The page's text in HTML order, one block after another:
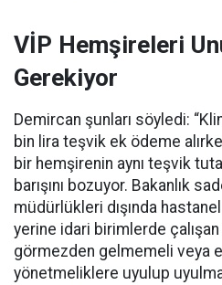
VİP Hemşireleri
Gerekiyor
Demircan şunları söyledi:
bin lira teşvik ek ödeme
bir hemşirenin aynı teşvik
barışını bozuyor. Bakanlık
müdürlükleri dışında
yerine idari birimlerde
görmezden gelmemeli veya
yönetmeliklere uyulup